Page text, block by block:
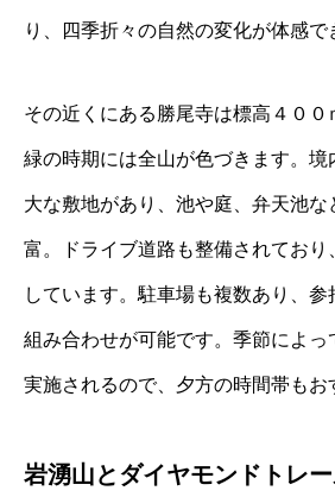
り、四季折々の自然の変化が体感で
その近くにある勝尾寺は標高４０
緑の時期には全山が色づきます。境
大な敷地があり、池や庭、弁天池な
富。ドライブ道路も整備されており
しています。駐車場も複数あり、参
組み合わせが可能です。季節によっ
実施されるので、夕方の時間帯もお
岩湧山とダイヤモンドトレ